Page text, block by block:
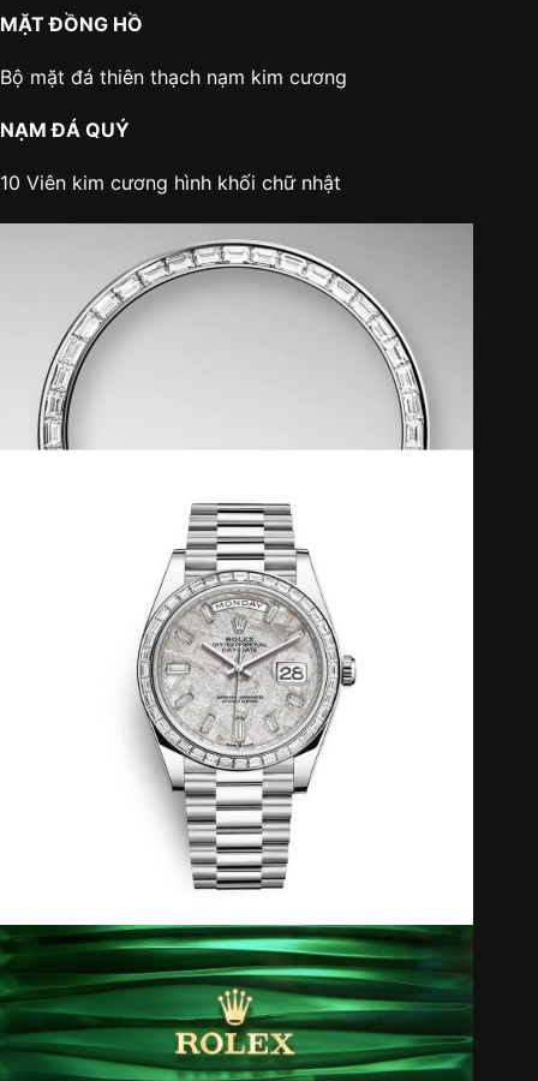
MẶT ĐỒNG HỒ
Bộ mặt đá thiên thạch nạm kim cương
NẠM ĐÁ QUÝ
10 Viên kim cương hình khối chữ nhật